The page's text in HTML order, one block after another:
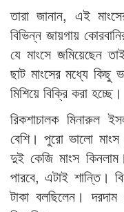
তারা জানান, এই
বিভিন্ন জায়গায়
যে মাংসে জমিয়েছেন
ছাট মাংসের মধ্যে
মিশিয়ে বিক্রি করা হচ্ছে।
রিকশাচালক মিনারুল
বেশি। পুরো ভালো
দুই কেজি মাংস
পারবে, এটাই শান্তি।
টাকা বলছিলেন।